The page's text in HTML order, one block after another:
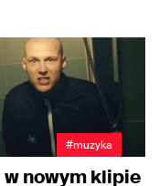
#muzyka
w nowym klipie